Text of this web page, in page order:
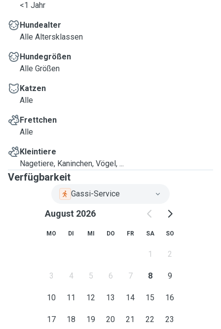
<1 Jahr
Hundealter
Alle Altersklassen
Hundegrößen
Alle Größen
Katzen
Alle
Frettchen
Alle
Kleintiere
Nagetiere, Kaninchen, Vögel, ...
Verfügbarkeit
Gassi-Service
August 2026
MO DI MI DO FR SA SO
1 2
3 4 5 6 7 8 9
10 11 12 13 14 15 16
17 18 19 20 21 22 23